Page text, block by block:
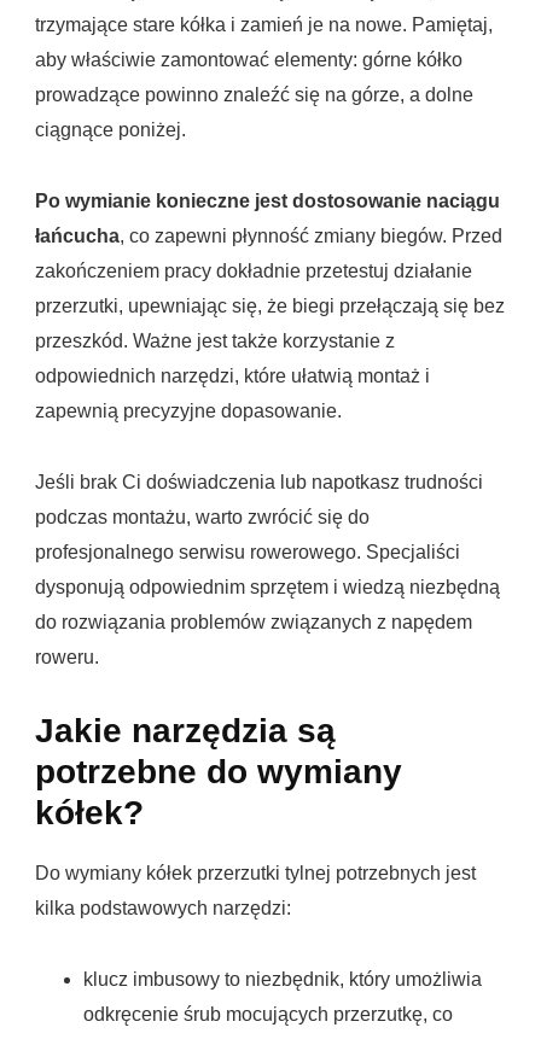
trzymające stare kółka i zamień je na nowe. Pamiętaj,
aby właściwie zamontować elementy: górne kółko
prowadzące powinno znaleźć się na górze, a dolne
ciągnące poniżej.
Po wymianie konieczne jest dostosowanie naciągu
łańcucha, co zapewni płynność zmiany biegów. Przed
zakończeniem pracy dokładnie przetestuj działanie
przerzutki, upewniając się, że biegi przełączają się bez
przeszkód. Ważne jest także korzystanie z
odpowiednich narzędzi, które ułatwią montaż i
zapewnią precyzyjne dopasowanie.
Jeśli brak Ci doświadczenia lub napotkasz trudności
podczas montażu, warto zwrócić się do
profesjonalnego serwisu rowerowego. Specjaliści
dysponują odpowiednim sprzętem i wiedzą niezbędną
do rozwiązania problemów związanych z napędem
roweru.
Jakie narzędzia są
potrzebne do wymiany
kółek?
Do wymiany kółek przerzutki tylnej potrzebnych jest
kilka podstawowych narzędzi:
klucz imbusowy to niezbędnik, który umożliwia
odkręcenie śrub mocujących przerzutkę, co